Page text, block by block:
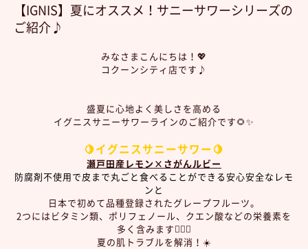
【IGNIS】夏にオススメ！サニーサワーシリーズの
ご紹介♪
みなさまこんにちは！💖
コクーンシティ店です♪
盛夏に心地よく美しさを高める
イグニスサニーサワーラインのご紹介です🌻✨
🍋イグニスサニーサワー🍋
瀬戸田産レモン×さがんルビー
防腐剤不使用で皮まで丸ごと食べることができる安心安全なレモ
ンと
日本で初めて品種登録されたグレープフルーツ。
2つにはビタミン類、ポリフェノール、クエン酸などの栄養素を
多く含みます💁🏻‍♀️
夏の肌トラブルを解消！☀️